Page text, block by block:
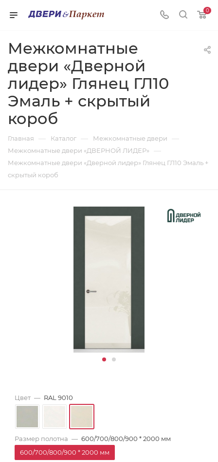
0
Межкомнатные
двери «Дверной
лидер» Глянец ГЛ10
Эмаль + скрытый
короб
Главная — Каталог — Межкомнатные двери —
Межкомнатные двери «ДВЕРНОЙ ЛИДЕР» —
Межкомнатные двери «Дверной лидер» Глянец ГЛ10 Эмаль +
скрытый короб
Цвет — RAL 9010
Размер полотна — 600/700/800/900 * 2000 мм
600/700/800/900 * 2000 мм